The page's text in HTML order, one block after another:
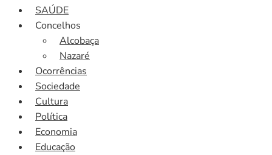
SAÚDE
Concelhos
Alcobaça
Nazaré
Ocorrências
Sociedade
Cultura
Política
Economia
Educação